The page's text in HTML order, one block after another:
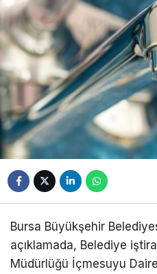
Bursa Büyükşehir
açıklamada, Belediye
Müdürlüğü İçmesuyu